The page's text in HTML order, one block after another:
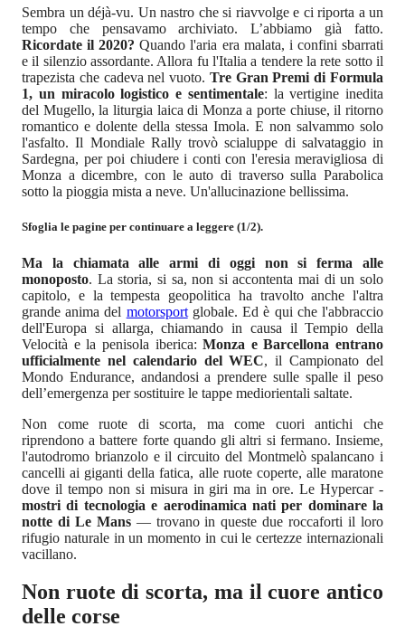
Sembra un déjà-vu. Un nastro che si riavvolge e ci riporta a un
tempo che pensavamo archiviato. L’abbiamo già fatto.
Ricordate il 2020? Quando l'aria era malata, i confini sbarrati
e il silenzio assordante. Allora fu l'Italia a tendere la rete sotto il
trapezista che cadeva nel vuoto. Tre Gran Premi di Formula
1, un miracolo logistico e sentimentale: la vertigine inedita
del Mugello, la liturgia laica di Monza a porte chiuse, il ritorno
romantico e dolente della stessa Imola. E non salvammo solo
l'asfalto. Il Mondiale Rally trovò scialuppe di salvataggio in
Sardegna, per poi chiudere i conti con l'eresia meravigliosa di
Monza a dicembre, con le auto di traverso sulla Parabolica
sotto la pioggia mista a neve. Un'allucinazione bellissima.
Sfoglia le pagine per continuare a leggere (1/2).
Ma la chiamata alle armi di oggi non si ferma alle
monoposto. La storia, si sa, non si accontenta mai di un solo
capitolo, e la tempesta geopolitica ha travolto anche l'altra
grande anima del motorsportglobale. Ed è qui che l'abbraccio
dell'Europa si allarga, chiamando in causa il Tempio della
Velocità e la penisola iberica:Monza e Barcellona entrano
ufficialmente nel calendario del WEC, il Campionato del
Mondo Endurance, andandosi a prendere sulle spalle il peso
dell’emergenza per sostituire le tappe mediorientali saltate.
Non come ruote di scorta, ma come cuori antichi che
riprendono a battere forte quando gli altri si fermano. Insieme,
l'autodromo brianzolo e il circuito del Montmelò spalancano i
cancelli ai giganti della fatica, alle ruote coperte, alle maratone
dove il tempo non si misura in giri ma in ore. Le Hypercar -
mostri di tecnologia e aerodinamica nati per dominare la
notte di Le Mans— trovano in queste due roccaforti il loro
rifugio naturale in un momento in cui le certezze internazionali
vacillano.
Non ruote di scorta, ma il cuore antico
delle corse